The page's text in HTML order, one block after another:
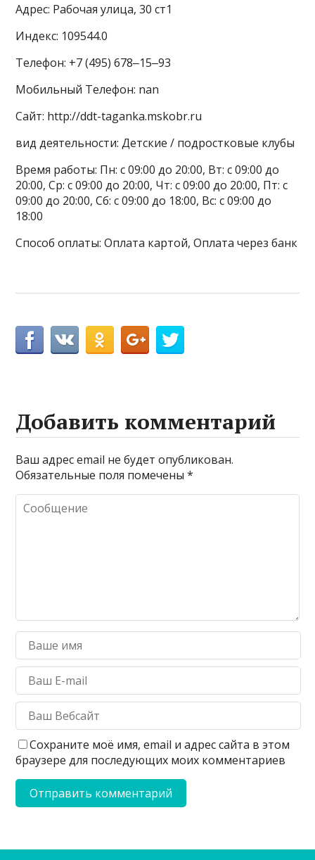
Адрес: Рабочая улица, 30 ст1
Индекс: 109544.0
Телефон: +7 (495) 678‒15‒93
Мобильный Телефон: nan
Сайт: http://ddt-taganka.mskobr.ru
вид деятельности: Детские / подростковые клубы
Время работы: Пн: с 09:00 до 20:00, Вт: с 09:00 до
20:00, Ср: с 09:00 до 20:00, Чт: с 09:00 до 20:00, Пт: с
09:00 до 20:00, Сб: с 09:00 до 18:00, Вс: с 09:00 до
18:00
Способ оплаты: Оплата картой, Оплата через банк
Добавить комментарий
Ваш адрес email не будет опубликован.
Обязательные поля помечены*
Сохраните моё имя, email и адрес сайта в этом
браузере для последующих моих комментариев